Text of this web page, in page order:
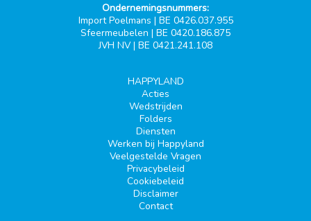
Ondernemingsnummers:
Import Poelmans | BE 0426.037.955
Sfeermeubelen | BE 0420.186.875
JVH NV | BE 0421.241.108
HAPPYLAND
Acties
Wedstrijden
Folders
Diensten
Werken bij Happyland
Veelgestelde Vragen
Privacybeleid
Cookiebeleid
Disclaimer
Contact